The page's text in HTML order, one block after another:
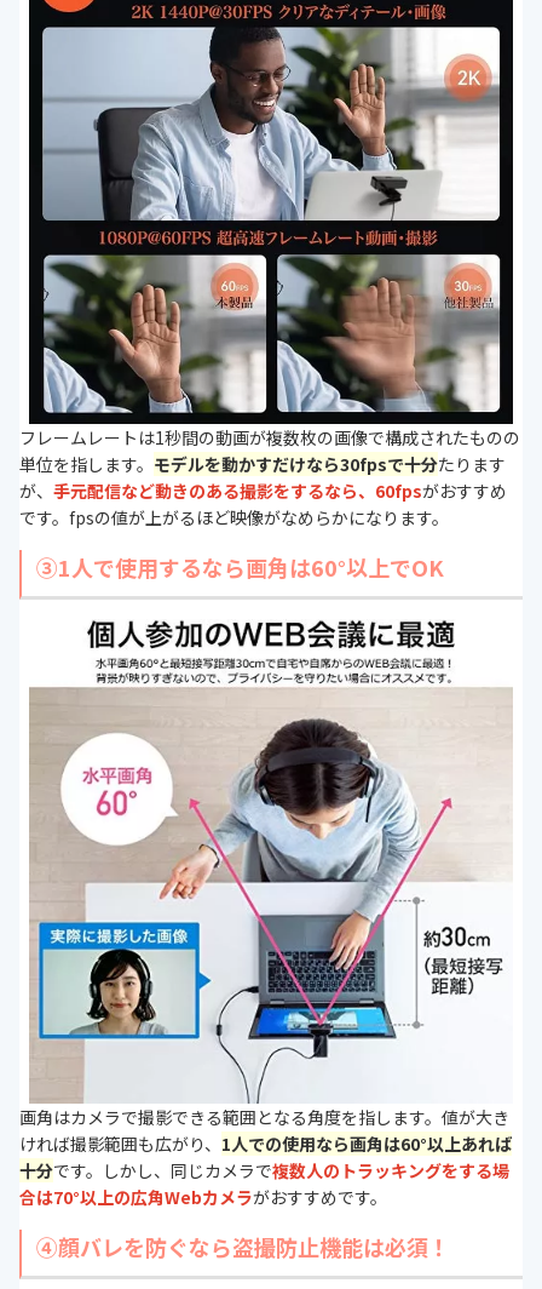
フレームレートは1秒間の動画が複数枚の画像で構成されたものの
単位を指します。 モデルを動かすだけなら30fpsで十分たります
が、 手元配信など動きのある撮影をするなら、60fpsがおすすめ
です。fpsの値が上がるほど映像がなめらかになります。
③1人で使用するなら画角は60°以上でOK
画角はカメラで撮影できる範囲となる角度を指します。値が大き
ければ撮影範囲も広がり、 1人での使用なら画角は60°以上あれば
十分です。しかし、同じカメラで複数人のトラッキングをする場
合は70°以上の広角Webカメラがおすすめです。
④顔バレを防ぐなら盗撮防止機能は必須！